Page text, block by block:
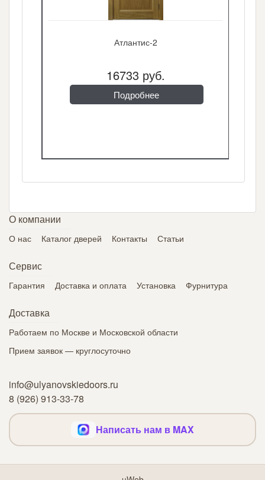
Атлантис-2
16733 руб.
Подробнее
О компании
О нас Каталог дверей Контакты Статьи
Сервис
Гарантия Доставка и оплата Установка Фурнитура
Доставка
Работаем по Москве и Московской области
Прием заявок — круглосуточно
info@ulyanovskiedoors.ru
8 (926) 913-33-78
Написать нам в MAX